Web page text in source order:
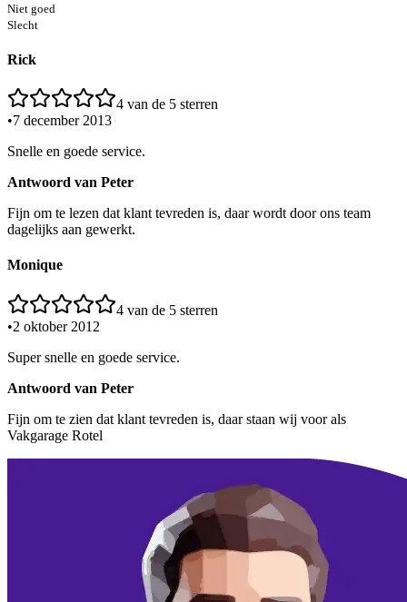
Niet goed
Slecht
Rick
4 van de 5 sterren
•7 december 2013
Snelle en goede service.
Antwoord van Peter
Fijn om te lezen dat klant tevreden is, daar wordt door ons team
dagelijks aan gewerkt.
Monique
4 van de 5 sterren
•2 oktober 2012
Super snelle en goede service.
Antwoord van Peter
Fijn om te zien dat klant tevreden is, daar staan wij voor als
Vakgarage Rotel